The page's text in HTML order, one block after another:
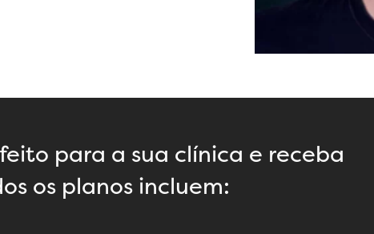
para a sua clínica e receba
os planos incluem: